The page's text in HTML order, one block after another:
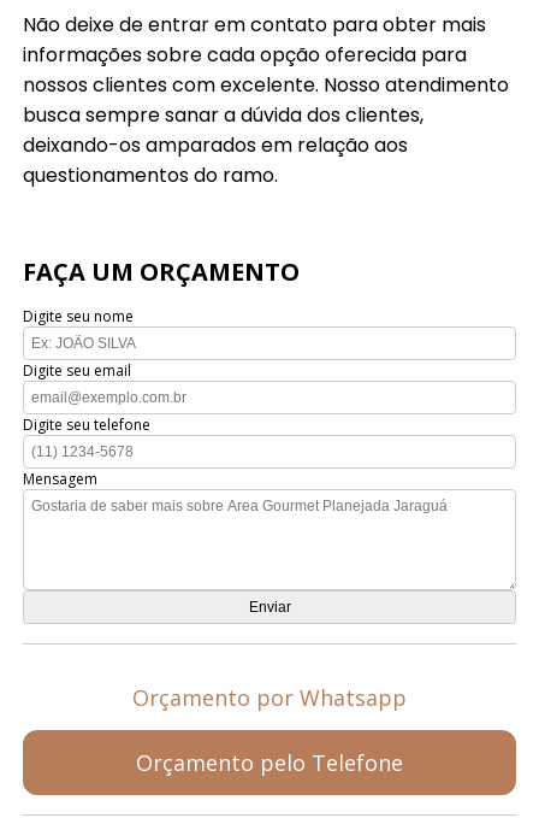
Não deixe de entrar em contato para obter mais
informações sobre cada opção oferecida para
nossos clientes com excelente. Nosso atendimento
busca sempre sanar a dúvida dos clientes,
deixando-os amparados em relação aos
questionamentos do ramo.
FAÇA UM ORÇAMENTO
Digite seu nome
Digite seu email
Digite seu telefone
Mensagem
Orçamento por Whatsapp
Orçamento pelo Telefone